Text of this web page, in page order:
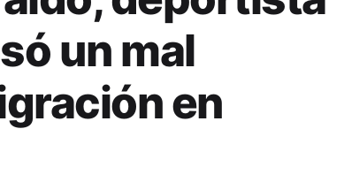
un mal
en